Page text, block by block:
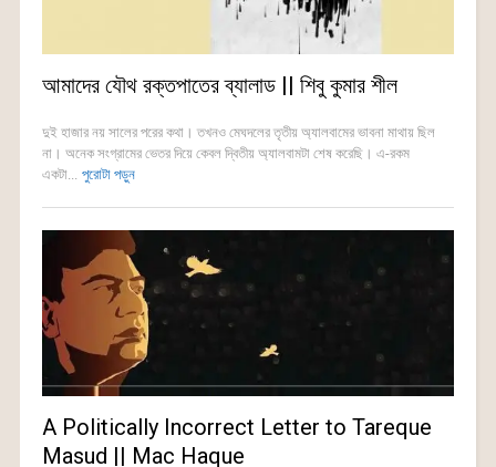
আমাদের যৌথ রক্তপাতের ব্যালাড || শিবু কুমার শীল
দুই হাজার নয় সালের পরের কথা। তখনও মেঘদলের তৃতীয় অ্যালবামের ভাবনা মাথায় ছিল
না। অনেক সংগ্রামের ভেতর দিয়ে কেবল দ্বিতীয় অ্যালবামটা শেষ করেছি। এ-রকম
একটা... পুরোটা পড়ুন
A Politically Incorrect Letter to Tareque
Masud || Mac Haque